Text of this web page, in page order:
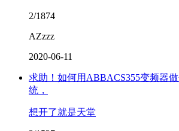
2/1874
AZzzz
2020-06-11
求助！如何用ABBACS355变频器
统，
想开了就是天堂